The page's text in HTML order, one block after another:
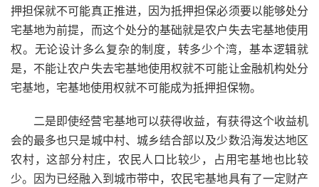
押担保就不可能真正推进，因为抵押担保必须要以能够处分
宅基地为前提，而这个处分的基础就是农户失去宅基地使用
权。无论设计多么复杂的制度，转多少个湾，基本逻辑就
是，不能让农户失去宅基地使用权就不可能让金融机构处分
宅基地，宅基地使用权就不可能成为抵押担保物。
二是即使经营宅基地可以获得收益，有获得这个收益机
会的最多也只是城中村、城乡结合部以及少数沿海发达地区
农村，这部分村庄，农民人口比较少，占用宅基地也比较
少。因为已经融入到城市带中，农民宅基地具有了一定财产